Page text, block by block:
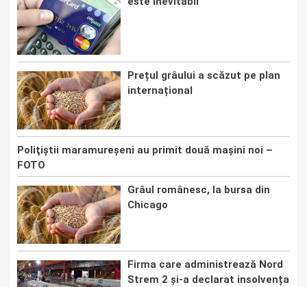
Prețul grâului a scăzut pe plan
internațional
Poliţiştii maramureşeni au primit două maşini noi –
FOTO
Grâul românesc, la bursa din
Chicago
Firma care administrează Nord
Strem 2 și-a declarat insolvența